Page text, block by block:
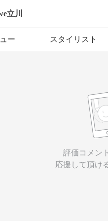
立川
ー スタイリスト
評価コメン
応援して頂け